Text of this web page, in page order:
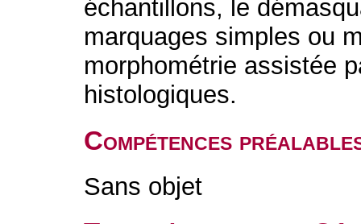
échantillons, le
marquages simples ou
morphométrie assistée
histologiques.
Compétences
Sans objet